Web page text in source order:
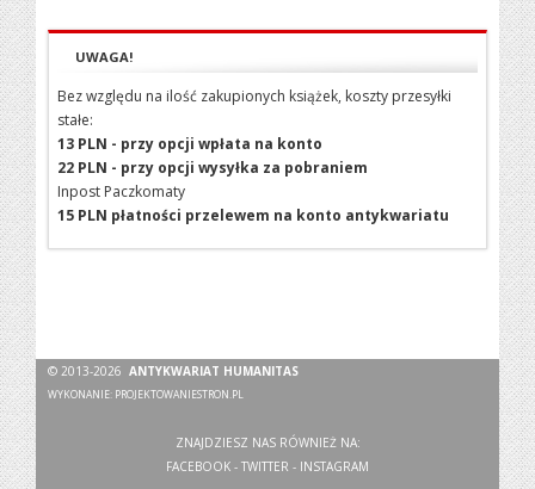
UWAGA!
Bez względu na ilość zakupionych książek, koszty przesyłki
stałe:
13 PLN - przy opcji wpłata na konto
22 PLN - przy opcji wysyłka za pobraniem
Inpost Paczkomaty
15 PLN płatności przelewem na konto antykwariatu
© 2013-2026ANTYKWARIAT HUMANITAS
WYKONANIE: PROJEKTOWANIESTRON.PL
ZNAJDZIESZ NAS RÓWNIEŻ NA:
FACEBOOK - TWITTER - INSTAGRAM